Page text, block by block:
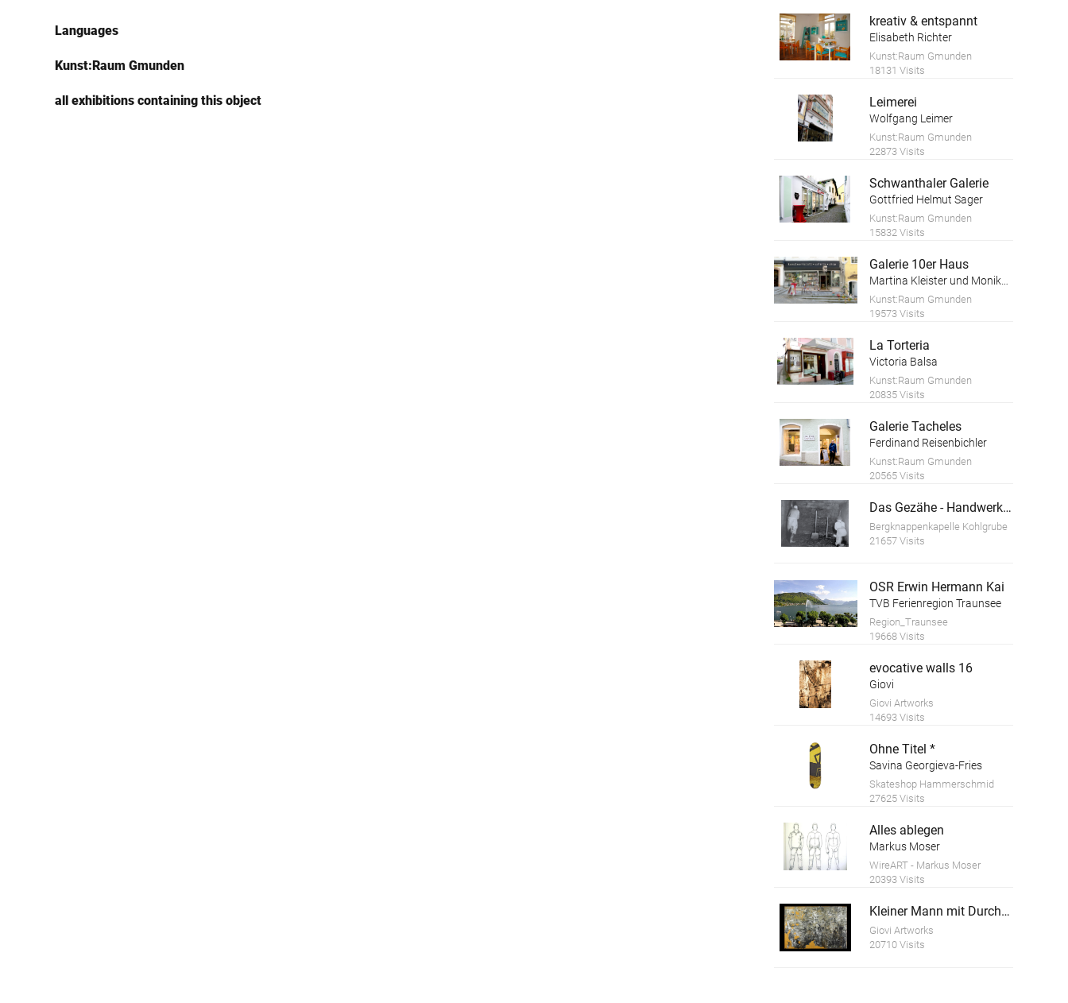
Languages
Kunst:Raum Gmunden
all exhibitions containing this object
kreativ & entspannt
Elisabeth Richter
Kunst:Raum Gmunden
18131 Visits
Leimerei
Wolfgang Leimer
Kunst:Raum Gmunden
22873 Visits
Schwanthaler Galerie
Gottfried Helmut Sager
Kunst:Raum Gmunden
15832 Visits
Galerie 10er Haus
Kunst:Raum Gmunden
19573 Visits
La Torteria
Victoria Balsa
Kunst:Raum Gmunden
20835 Visits
Galerie Tacheles
Ferdinand Reisenbichler
Kunst:Raum Gmunden
20565 Visits
Das Gezähe - Handwerkzeuge des Bergmannes
Bergknappenkapelle Kohlgrube
21657 Visits
OSR Erwin Hermann Kai
TVB Ferienregion Traunsee
Region_Traunsee
19668 Visits
evocative walls 16
Giovi
Giovi Artworks
14693 Visits
Ohne Titel *
Savina Georgieva-Fries
Skateshop Hammerschmid
27625 Visits
Alles ablegen
Markus Moser
WireART - Markus Moser
20393 Visits
Kleiner Mann mit Durchblick
Giovi Artworks
20710 Visits